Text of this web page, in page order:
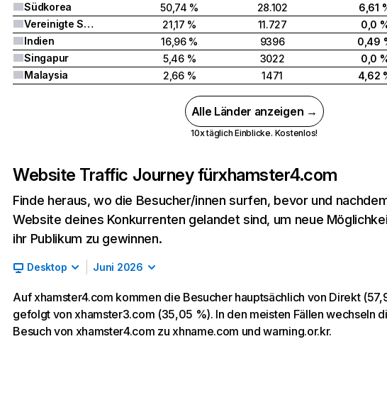
Südkorea
50,74 % 28.102
6,61
Vereinigte Staaten
21,17 % 11.727
0,0
Indien
16,96 % 9396
0,49
Singapur
5,46 % 3022
0,0
Malaysia
2,66 % 1471 4,62
Alle Länder anzeigen →
10x täglich Einblicke. Kostenlos!
Website Traffic Journey fürxhamster4.com
Finde heraus, wo die Besucher/innen surfen, bevor und
Website deines Konkurrenten gelandet sind, um neue
ihr Publikum zu gewinnen.
Desktop Juni 2026
Auf xhamster4.com kommen die Besucher hauptsächlich von Direkt
gefolgt von xhamster3.com (35,05 %). In den meisten Fällen wechseln
Besuch von xhamster4.com zu xhname.com und warning.or.kr.